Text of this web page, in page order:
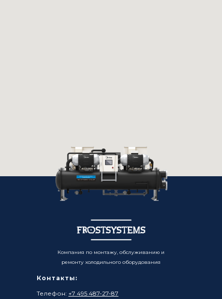
Контакты:
Телефон: +7 495 487-27-87
Компания по монтажу, обслуживанию и
ремонту холодильного оборудования